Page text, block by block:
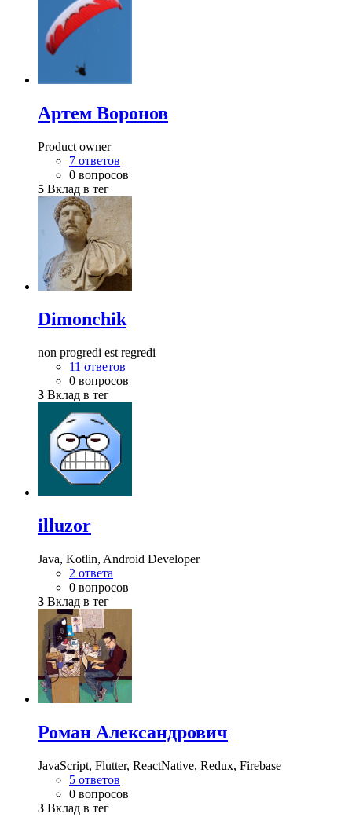
Артем Воронов
Product owner
7 ответов
0 вопросов
5 Вклад в тег
Dimonchik
non progredi est regredi
11 ответов
0 вопросов
3 Вклад в тег
illuzor
Java, Kotlin, Android Developer
2 ответа
0 вопросов
3 Вклад в тег
Роман Александрович
JavaScript, Flutter, ReactNative, Redux, Firebase
5 ответов
0 вопросов
3 Вклад в тег